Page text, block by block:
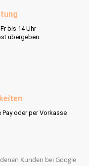
bis 14 Uhr
übergeben.
Pay oder per Vorkasse
Kunden bei Google